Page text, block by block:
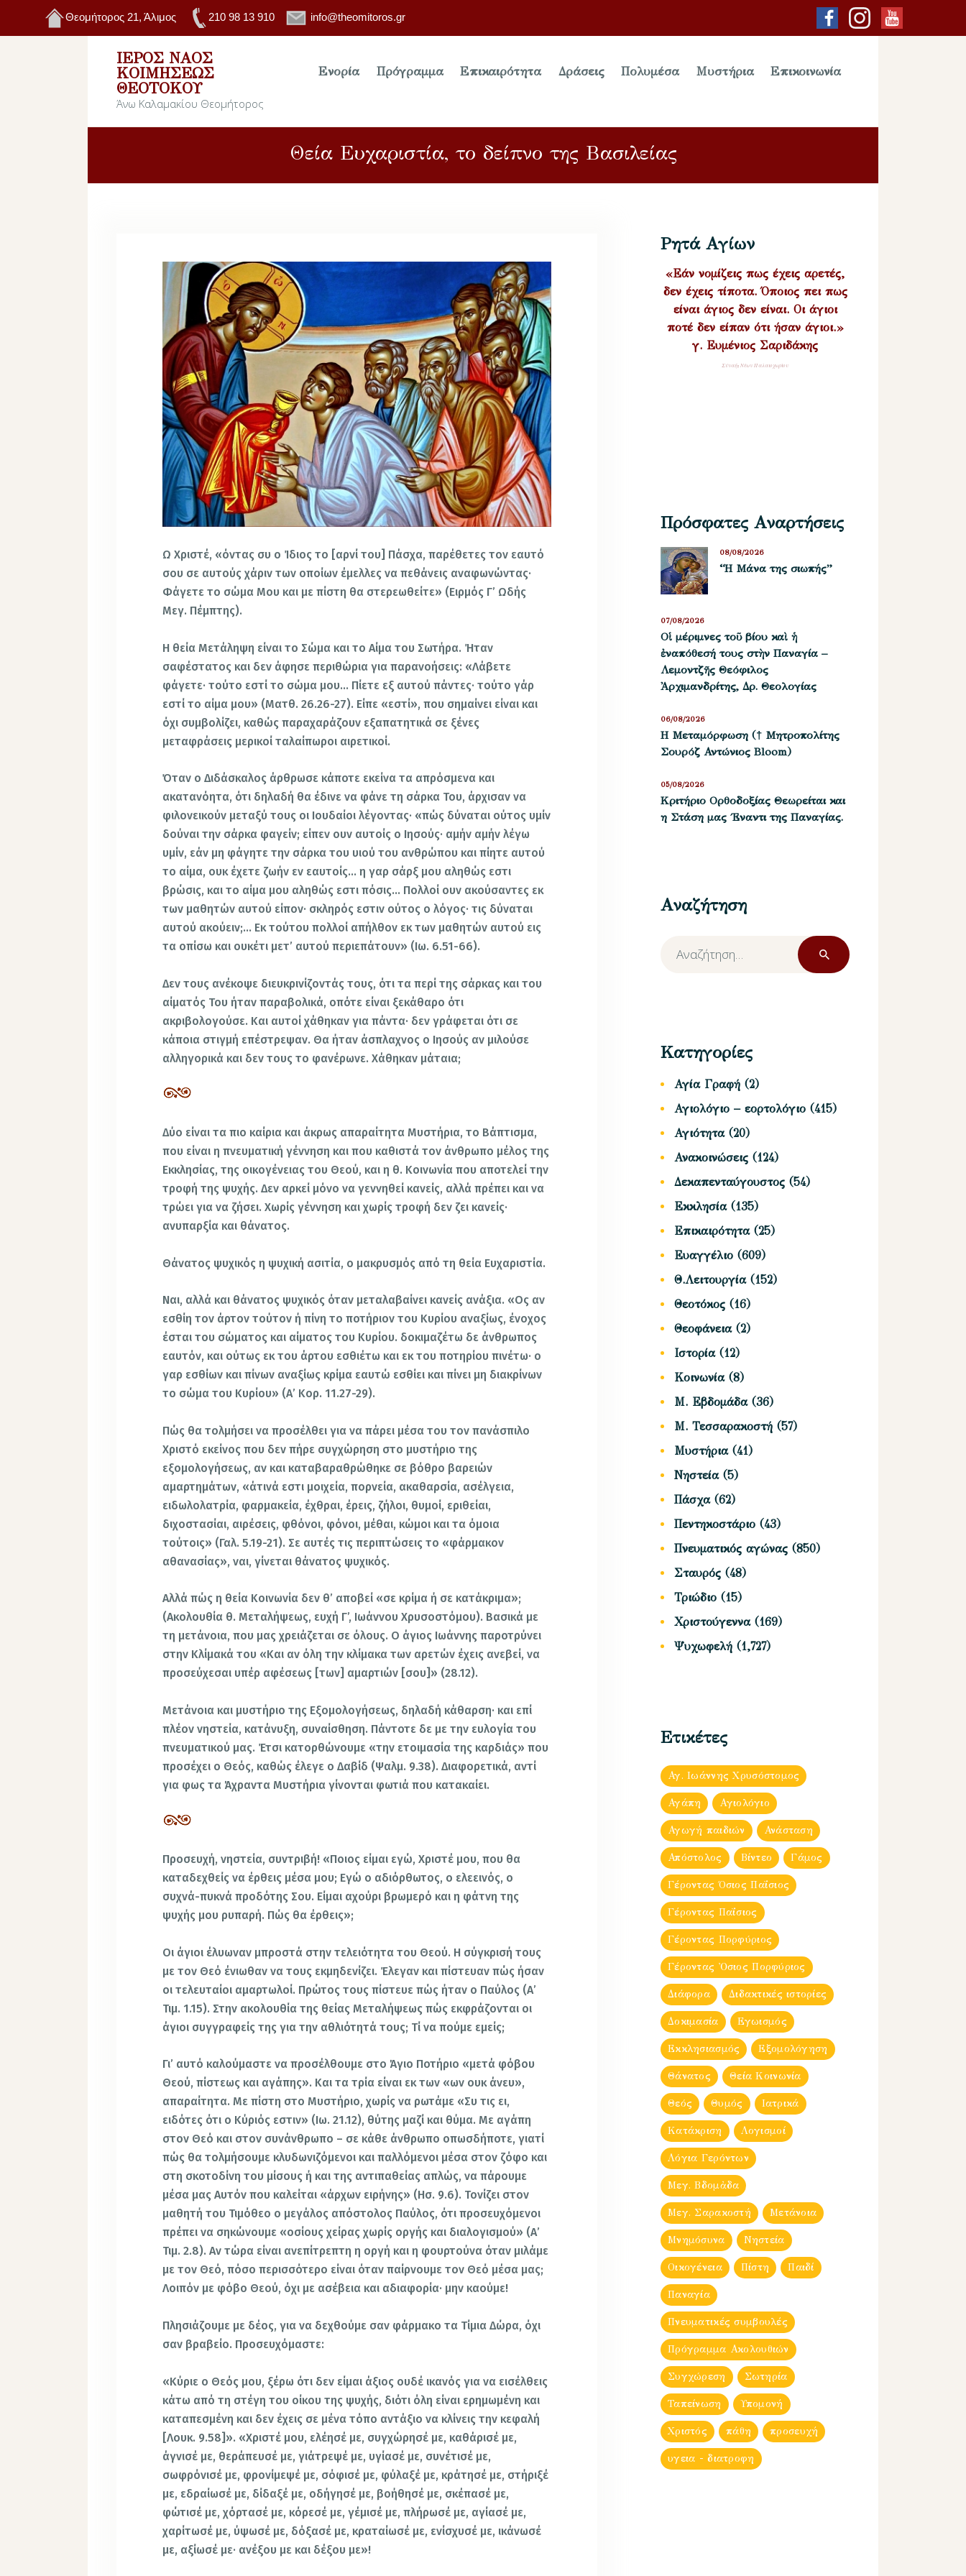
Θεομήτορος 21, Άλιμος 210 98 13 910 info@theomitoros.gr
ΙΕΡΌΣ ΝΑΌΣ
ΚΟΙΜΉΣΕΩΣ
ΘΕΟΤΌΚΟΥ
Άνω Καλαμακίου Θεομήτορος
Ενορία Πρόγραμμα Επικαιρότητα Δράσεις Πολυμέσα Μυστήρια Επικοινωνία
Θεία Ευχαριστία, το δείπνο της Βασιλείας
Ω Χριστέ, «όντας συ ο Ίδιος το [αρνί του] Πάσχα, παρέθετες τον εαυτό
σου σε αυτούς χάριν των οποίων έμελλες να πεθάνεις αναφωνώντας·
Φάγετε το σώμα Μου και με πίστη θα στερεωθείτε» (Ειρμός Γ’ Ωδής
Μεγ. Πέμπτης).
Η θεία Μετάληψη είναι το Σώμα και το Αίμα του Σωτήρα. Ήταν
σαφέστατος και δεν άφησε περιθώρια για παρανοήσεις: «Λάβετε
φάγετε· τούτο εστί το σώμα μου… Πίετε εξ αυτού πάντες· τούτο γάρ
εστί το αίμα μου» (Ματθ. 26.26-27). Είπε «εστί», που σημαίνει είναι και
όχι συμβολίζει, καθώς παραχαράζουν εξαπατητικά σε ξένες
μεταφράσεις μερικοί ταλαίπωροι αιρετικοί.
Όταν ο Διδάσκαλος άρθρωσε κάποτε εκείνα τα απρόσμενα και
ακατανόητα, ότι δηλαδή θα έδινε να φάνε τη σάρκα Του, άρχισαν να
φιλονεικούν μεταξύ τους οι Ιουδαίοι λέγοντας· «πώς δύναται ούτος υμίν
δούναι την σάρκα φαγείν; είπεν ουν αυτοίς ο Ιησούς· αμήν αμήν λέγω
υμίν, εάν μη φάγητε την σάρκα του υιού του ανθρώπου και πίητε αυτού
το αίμα, ουκ έχετε ζωήν εν εαυτοίς… η γαρ σάρξ μου αληθώς εστι
βρώσις, και το αίμα μου αληθώς εστι πόσις… Πολλοί ουν ακούσαντες εκ
των μαθητών αυτού είπον· σκληρός εστιν ούτος ο λόγος· τις δύναται
αυτού ακούειν;… Εκ τούτου πολλοί απήλθον εκ των μαθητών αυτού εις
τα οπίσω και ουκέτι μετ’ αυτού περιεπάτουν» (Ιω. 6.51-66).
Δεν τους ανέκοψε διευκρινίζοντάς τους, ότι τα περί της σάρκας και του
αίματός Του ήταν παραβολικά, οπότε είναι ξεκάθαρο ότι
ακριβολογούσε. Και αυτοί χάθηκαν για πάντα· δεν γράφεται ότι σε
κάποια στιγμή επέστρεψαν. Θα ήταν άσπλαχνος ο Ιησούς αν μιλούσε
αλληγορικά και δεν τους το φανέρωνε. Χάθηκαν μάταια;
Δύο είναι τα πιο καίρια και άκρως απαραίτητα Μυστήρια, το Βάπτισμα,
που είναι η πνευματική γέννηση και που καθιστά τον άνθρωπο μέλος της
Εκκλησίας, της οικογένειας του Θεού, και η θ. Κοινωνία που αποτελεί την
τροφή της ψυχής. Δεν αρκεί μόνο να γεννηθεί κανείς, αλλά πρέπει και να
τρώει για να ζήσει. Χωρίς γέννηση και χωρίς τροφή δεν ζει κανείς·
ανυπαρξία και θάνατος.
Θάνατος ψυχικός η ψυχική ασιτία, ο μακρυσμός από τη θεία Ευχαριστία.
Ναι, αλλά και θάνατος ψυχικός όταν μεταλαβαίνει κανείς ανάξια. «Ος αν
εσθίη τον άρτον τούτον ή πίνη το ποτήριον του Κυρίου αναξίως, ένοχος
έσται του σώματος και αίματος του Κυρίου. δοκιμαζέτω δε άνθρωπος
εαυτόν, και ούτως εκ του άρτου εσθιέτω και εκ του ποτηρίου πινέτω· ο
γαρ εσθίων και πίνων αναξίως κρίμα εαυτώ εσθίει και πίνει μη διακρίνων
το σώμα του Κυρίου» (Α’ Κορ. 11.27-29).
Πώς θα τολμήσει να προσέλθει για να πάρει μέσα του τον πανάσπιλο
Χριστό εκείνος που δεν πήρε συγχώρηση στο μυστήριο της
εξομολογήσεως, αν και καταβαραθρώθηκε σε βόθρο βαρειών
αμαρτημάτων, «άτινά εστι μοιχεία, πορνεία, ακαθαρσία, ασέλγεια,
ειδωλολατρία, φαρμακεία, έχθραι, έρεις, ζήλοι, θυμοί, εριθείαι,
διχοστασίαι, αιρέσεις, φθόνοι, φόνοι, μέθαι, κώμοι και τα όμοια
τούτοις» (Γαλ. 5.19-21). Σε αυτές τις περιπτώσεις το «φάρμακον
αθανασίας», ναι, γίνεται θάνατος ψυχικός.
Αλλά πώς η θεία Κοινωνία δεν θ’ αποβεί «σε κρίμα ή σε κατάκριμα»;
(Ακολουθία θ. Μεταλήψεως, ευχή Γ’, Ιωάννου Χρυσοστόμου). Βασικά με
τη μετάνοια, που μας χρειάζεται σε όλους. Ο άγιος Ιωάννης παροτρύνει
στην Κλίμακά του «Και αν όλη την κλίμακα των αρετών έχεις ανεβεί, να
προσεύχεσαι υπέρ αφέσεως [των] αμαρτιών [σου]» (28.12).
Μετάνοια και μυστήριο της Εξομολογήσεως, δηλαδή κάθαρση· και επί
πλέον νηστεία, κατάνυξη, συναίσθηση. Πάντοτε δε με την ευλογία του
πνευματικού μας. Έτσι κατορθώνουμε «την ετοιμασία της καρδιάς» που
προσέχει ο Θεός, καθώς έλεγε ο Δαβίδ (Ψαλμ. 9.38). Διαφορετικά, αντί
για φως τα Άχραντα Μυστήρια γίνονται φωτιά που κατακαίει.
Προσευχή, νηστεία, συντριβή! «Ποιος είμαι εγώ, Χριστέ μου, που θα
καταδεχθείς να έρθεις μέσα μου; Εγώ ο αδιόρθωτος, ο ελεεινός, ο
συχνά-πυκνά προδότης Σου. Είμαι αχούρι βρωμερό και η φάτνη της
ψυχής μου ρυπαρή. Πώς θα έρθεις»;
Οι άγιοι έλυωναν μπροστά στην τελειότητα του Θεού. Η σύγκρισή τους
με τον Θεό ένιωθαν να τους εκμηδενίζει. Έλεγαν και πίστευαν πώς ήσαν
οι τελευταίοι αμαρτωλοί. Πρώτος τους πίστευε πώς ήταν ο Παύλος (Α’
Τιμ. 1.15). Στην ακολουθία της θείας Μεταλήψεως πώς εκφράζονται οι
άγιοι συγγραφείς της για την αθλιότητά τους; Τί να πούμε εμείς;
Γι’ αυτό καλούμαστε να προσέλθουμε στο Άγιο Ποτήριο «μετά φόβου
Θεού, πίστεως και αγάπης». Και τα τρία είναι εκ των «ων ουκ άνευ»,
απαραίτητα. Με πίστη στο Μυστήριο, χωρίς να ρωτάμε «Συ τις ει,
ειδότες ότι ο Κύριός εστιν» (Ιω. 21.12), θύτης μαζί και θύμα. Με αγάπη
στον Θεό και στον συνάνθρωπο – σε κάθε άνθρωπο οπωσδήποτε, γιατί
πώς θα τολμήσουμε κλυδωνιζόμενοι και παλλόμενοι μέσα στον ζόφο και
στη σκοτοδίνη του μίσους ή και της αντιπαθείας απλώς, να πάρουμε
μέσα μας Αυτόν που καλείται «άρχων ειρήνης» (Ησ. 9.6). Τονίζει στον
μαθητή του Τιμόθεο ο μεγάλος απόστολος Παύλος, ότι προσευχόμενοι
πρέπει να σηκώνουμε «οσίους χείρας χωρίς οργής και διαλογισμού» (Α’
Τιμ. 2.8). Αν τώρα είναι ανεπίτρεπτη η οργή και η φουρτούνα όταν μιλάμε
με τον Θεό, πόσο περισσότερο είναι όταν παίρνουμε τον Θεό μέσα μας;
Λοιπόν με φόβο Θεού, όχι με ασέβεια και αδιαφορία· μην καούμε!
Πλησιάζουμε με δέος, για να δεχθούμε σαν φάρμακο τα Τίμια Δώρα, όχι
σαν βραβείο. Προσευχόμαστε:
«Κύριε ο Θεός μου, ξέρω ότι δεν είμαι άξιος ουδέ ικανός για να εισέλθεις
κάτω από τη στέγη του οίκου της ψυχής, διότι όλη είναι ερημωμένη και
καταπεσμένη και δεν έχεις σε μένα τόπο αντάξιο να κλίνεις την κεφαλή
[Λουκ. 9.58]». «Χριστέ μου, ελέησέ με, συγχώρησέ με, καθάρισέ με,
άγνισέ με, θεράπευσέ με, γιάτρεψέ με, υγίασέ με, συνέτισέ με,
σωφρόνισέ με, φρονίμεψέ με, σόφισέ με, φύλαξέ με, κράτησέ με, στήριξέ
με, εδραίωσέ με, δίδαξέ με, οδήγησέ με, βοήθησέ με, σκέπασέ με,
φώτισέ με, χόρτασέ με, κόρεσέ με, γέμισέ με, πλήρωσέ με, αγίασέ με,
χαρίτωσέ με, ύψωσέ με, δόξασέ με, κραταίωσέ με, ενίσχυσέ με, ικάνωσέ
με, αξίωσέ με· ανέξου με και δέξου με»!
Ρητά Αγίων
«Εάν νομίζεις πως έχεις αρετές,
δεν έχεις τίποτα. Όποιος πει πως
είναι άγιος δεν είναι. Οι άγιοι
ποτέ δεν είπαν ότι ήσαν άγιοι.»
γ. Ευμένιος Σαριδάκης
Σύναξη Νέων Παλαιοχωρίου
Πρόσφατες Αναρτήσεις
“Η Μάνα της σιωπής”
08/08/2026
Οἱ μέριμνες τοῦ βίου καὶ ἡ
ἐναπόθεσή τους στὴν Παναγία –
Λεμοντζῆς Θεόφιλος
Ἀρχιμανδρίτης, Δρ. Θεολογίας
07/08/2026
Η Μεταμόρφωση († Μητροπολίτης
Σουρόζ Αντώνιος Bloom)
06/08/2026
Kριτήριο Oρθοδοξίας Θεωρείται και
η Στάση μας ΄Εναντι της Παναγίας.
05/08/2026
Αναζήτηση
Αναζήτηση
για:
Κατηγορίες
Αγία Γραφή (2)
Αγιολόγιο – εορτολόγιο (415)
Αγιότητα(20)
Ανακοινώσεις (124)
Δεκαπενταύγουστος (54)
Εκκλησία(135)
Επικαιρότητα(25)
Ευαγγέλιο (609)
Θ.Λειτουργία(152)
Θεοτόκος (16)
Θεοφάνεια(2)
Ιστορία(12)
Κοινωνία(8)
Μ. Εβδομάδα(36)
Μ. Τεσσαρακοστή (57)
Μυστήρια(41)
Νηστεία(5)
Πάσχα(62)
Πεντηκοστάριο (43)
Πνευματικός αγώνας (850)
Σταυρός (48)
Τριώδιο (15)
Χριστούγεννα(169)
Ψυχωφελή (1,727)
Ετικέτες
Αγ. Ιωάννης Χρυσόστομος
Αγάπη Αγιολόγιο
Αγωγή παιδιών Ανάσταση
Απόστολος Βίντεο Γάμος
Γέροντας Όσιος Παΐσιος
Γέροντας Παΐσιος
Γέροντας Πορφύριος
Γέροντας Ὀσιος Πορφύριος
Διάφορα Διδακτικές ιστορίες
Δοκιμασία Εγωισμός
Εκκλησιασμός Εξομολόγηση
Θάνατος Θεία Κοινωνία
Θεός Θυμός Ιατρικά
Κατάκριση Λογισμοί
Λόγια Γερόντων
Μεγ. Βδομἀδα
Μεγ. Σαρακοστή Μετάνοια
Μνημόσυνα Νηστεία
Οικογένεια Πίστη Παιδί
Παναγία
Πνευματικές συμβουλές
Πρόγραμμα Ακολουθιών
Συγχώρεση Σωτηρία
Ταπείνωση Υπομονή
Χριστός πάθη προσευχή
υγεια - διατροφη